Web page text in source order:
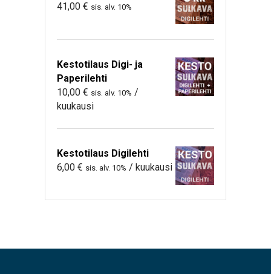
41,00 € sis. alv. 10%
Kestotilaus Digi- ja
Paperilehti
10,00 € sis. alv. 10% /
kuukausi
Kestotilaus Digilehti
6,00 € sis. alv. 10% / kuukausi